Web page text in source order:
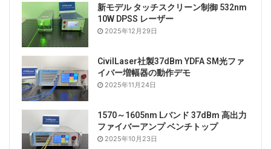
新モデル タッチスクリーン制御 532nm
10W DPSS レーザー
2025年12月29日
CivilLaser社製37dBm YDFA SM光ファ
イバー増幅器の動作デモ
2025年11月24日
1570～1605nm Lバンド 37dBm 高出力
ファイバーアンプ ベンチトップ
2025年10月23日